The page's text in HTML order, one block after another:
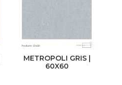
METROPOLI GRIS |
60X60